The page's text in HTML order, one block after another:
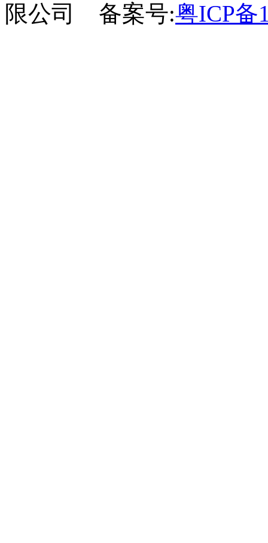
限公司 备案号:粤ICP备